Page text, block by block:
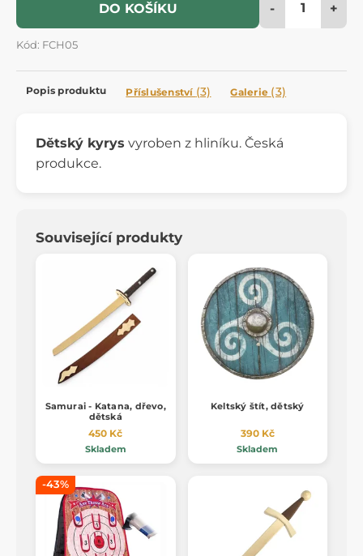
DO KOŠÍKU - +
Kód: FCH05
Popis produktu Příslušenství (3) Galerie (3)
Dětský kyrys vyroben z hliníku. Česká
produkce.
Související produkty
Samurai - Katana, dřevo,
dětská
450 Kč
Skladem
Keltský štít, dětský
390 Kč
Skladem
-43%